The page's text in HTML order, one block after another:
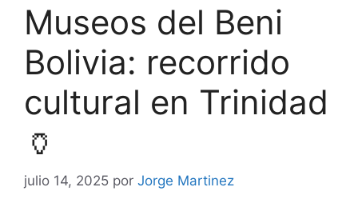
Museos del Beni
Bolivia: recorrido
cultural en Trinidad
🏺
julio 14, 2025 por Jorge Martinez